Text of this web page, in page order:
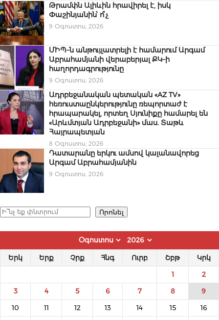
Թրամփն Ալիևին հրավիրել է, իսկ
Փաշինյանին՝ ո՞չ
9 Օգոստոս, 2026
ՄԻՊ–ն անթույլատրելի է համարում Արգամ
Աբրահամյանի վերաբերյալ ՔԿ–ի
հաղորդագրությունը
9 Օգոստոս, 2026
Ադրբեջանական պետական «AZ TV»
հեռուստաընկերությունը ռեպորտաժ է
հրապարակել, որտեղ Սյունիքը համարել են
«Արևմտյան Ադրբեջանի» մաս. Տաթև
Հայրապետյան
8 Օգոստոս, 2026
Դատարանը երկու ամսով կալանավորեց
Արգամ Աբրահամյանին
9 Օգոստոս, 2026
Որոնել Որոնել
Երկ Երք Չրք Հնգ Ուրբ Շբթ Կրկ
1 2
3 4 5 6 7 8 9
10 11 12 13 14 15 16